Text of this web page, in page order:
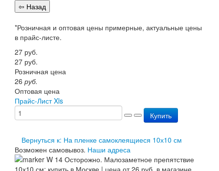
Вопрос-Ответ
Пожарное оборудование
Перезарядка
Перезарядка ОВП
Доставка
Оплата
Гарантии
Публичная оферта
Вопрос-Ответ
Контакты
*Розничная и оптовая цены примерные, актуальные цены
в прайс-листе.
27 руб.
27 руб.
Розничная цена
26 руб.
Оптовая цена
Прайс-Лист Xls
Купить
Вернуться к: На пленке самоклеящиеся 10х10 см
Возможен самовывоз. Наши адреса